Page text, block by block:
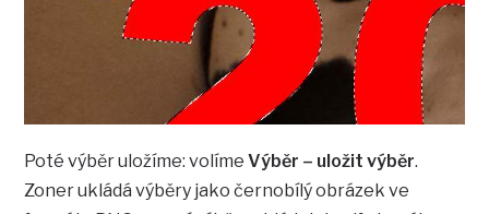
Poté výběr uložíme: volíme Výběr – uložit výběr.
Zoner ukládá výběry jako černobílý obrázek ve